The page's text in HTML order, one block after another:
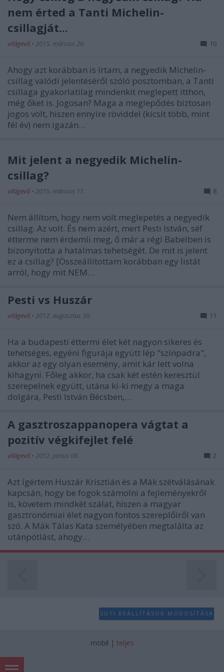
nem érted a Tanti Michelin-
csillagját...
világevő • 2015. március 26. 10
Ahogy azt korábban is írtam, a negyedik Michelin-
csillag valódi jelentéséről szóló posztomban, a Tanti
csillaga gyakorlatilag mindenkit meglepett itthon,
még őket is. Jogosan? Maga a meglepődés biztosan
jogos volt, hiszen ennyire röviddel (kicsit több, mint
fél év) nem igazán…
Mit jelent a negyedik Michelin-
csillag?
világevő • 2015. március 11. 8
Nem állítom, hogy nem volt meglepetés a negyedik
csillag. Az volt. És nem azért, mert Pesti István, séf
étterme nem érdemli meg, ő már a régi Babelben is
bizonyította a hatalmas tehetségét. De mit is jelent
ez a csillag? [Összeállítottam korábban egy listát
arról, hogy mit NEM…
Pesti vs Huszár
világevő • 2012. augusztus 30. 11
Ha a budapesti éttermi élet két nagyon sikeres és
tehetséges, egyéni figurája együtt lép "színpadra",
akkor az egy olyan esemény, amit kár lett volna
kihagyni. Főleg akkor, ha csak két estén keresztül
szerepelnek együtt, utána ki-ki megy a maga
dolgára, Pesti István Bécsben,…
A gasztroszappanopera vágtat a
pozitív végkifejlet felé
világevő • 2012. június 08. 2
Azt ígértem Huszár Krisztián és a Mák szétválásának
kapcsán, hogy be fogok számolni a fejleményekről
is, követem mindkét szálat, hiszen a magyar
gasztronómiai élet nagyon fontos szereplőiről van
szó. A Mák Tálas Kata személyében megtalálta az
utánpótlást, ahogy…
SÜTI BEÁLLÍTÁSOK MÓDOSÍTÁSA
mobil | teljes